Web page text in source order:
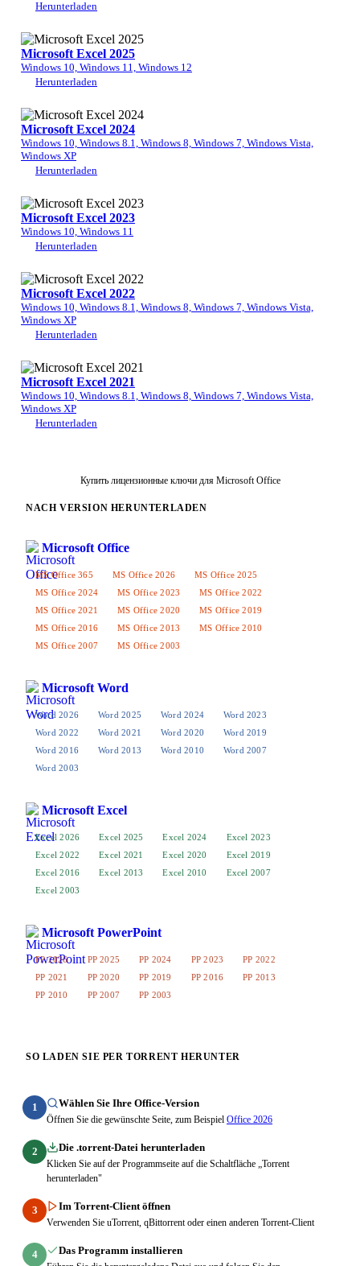
Herunterladen
Microsoft Excel 2025
Windows 10, Windows 11, Windows 12
Herunterladen
Microsoft Excel 2024
Windows 10, Windows 8.1, Windows 8, Windows 7, Windows Vista,
Windows XP
Herunterladen
Microsoft Excel 2023
Windows 10, Windows 11
Herunterladen
Microsoft Excel 2022
Windows 10, Windows 8.1, Windows 8, Windows 7, Windows Vista,
Windows XP
Herunterladen
Microsoft Excel 2021
Windows 10, Windows 8.1, Windows 8, Windows 7, Windows Vista,
Windows XP
Herunterladen
Купить лицензионные ключи для Microsoft Office
NACH VERSION HERUNTERLADEN
Microsoft Office
MS Office 365 MS Office 2026
MS Office 2025
MS Office 2024
MS Office 2023
MS Office 2022
MS Office 2021
MS Office 2020
MS Office 2019
MS Office 2016
MS Office 2013
MS Office 2010
MS Office 2007
MS Office 2003
Microsoft Word
Word 2026 Word 2025 Word 2024
Word 2023
Word 2022
Word 2021 Word 2020
Word 2019
Word 2016
Word 2013 Word 2010
Word 2007
Word 2003
Microsoft Excel
Excel 2026 Excel 2025 Excel 2024
Excel 2023
Excel 2022
Excel 2021 Excel 2020
Excel 2019
Excel 2016
Excel 2013 Excel 2010
Excel 2007
Excel 2003
Microsoft PowerPoint
PP 2026 PP 2025 PP 2024 PP 2023
PP 2022
PP 2021
PP 2020 PP 2019 PP 2016
PP 2013
PP 2010
PP 2007 PP 2003
SO LADEN SIE PER TORRENT HERUNTER
1 Wählen Sie Ihre Office-Version
Öffnen Sie die gewünschte Seite, zum Beispiel Office 2026
2 Die .torrent-Datei herunterladen
Klicken Sie auf der Programmseite auf die Schaltfläche „Torrent
herunterladen"
3 Im Torrent-Client öffnen
Verwenden Sie uTorrent, qBittorrent oder einen anderen Torrent-Client
4 Das Programm installieren